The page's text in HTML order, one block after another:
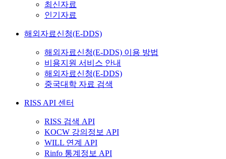
최신자료
인기자료
해외자료신청(E-DDS)
해외자료신청(E-DDS) 이용 방법
비용지원 서비스 안내
해외자료신청(E-DDS)
중국대학 자료 검색
RISS API 센터
RISS 검색 API
KOCW 강의정보 API
WILL 연계 API
Rinfo 통계정보 API